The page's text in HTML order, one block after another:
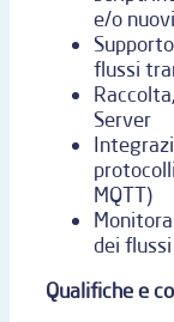
e/o
flussi
Server
MQTT)
dei
Qualifiche e